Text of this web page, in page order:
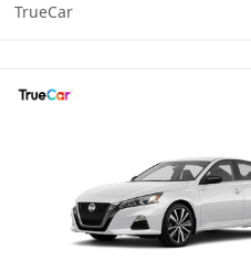
TrueCar